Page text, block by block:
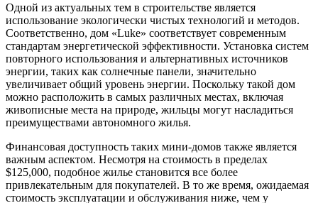
Одной из актуальных тем в строительстве является
использование экологически чистых технологий и методов.
Соответственно, дом «Luke» соответствует современным
стандартам энергетической эффективности. Установка систем
повторного использования и альтернативных источников
энергии, таких как солнечные панели, значительно
увеличивает общий уровень энергии. Поскольку такой дом
можно расположить в самых различных местах, включая
живописные места на природе, жильцы могут насладиться
преимуществами автономного жилья.
Финансовая доступность таких мини-домов также является
важным аспектом. Несмотря на стоимость в пределах
$125,000, подобное жилье становится все более
привлекательным для покупателей. В то же время, ожидаемая
стоимость эксплуатации и обслуживания ниже, чем у